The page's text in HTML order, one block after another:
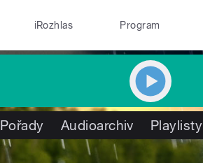
iRozhlas Program
Pořady Audioarchiv Playlisty